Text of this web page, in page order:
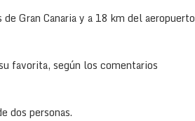
Gran Canaria y a 18 km del aeropuerto
favorita, según los comentarios
dos personas.